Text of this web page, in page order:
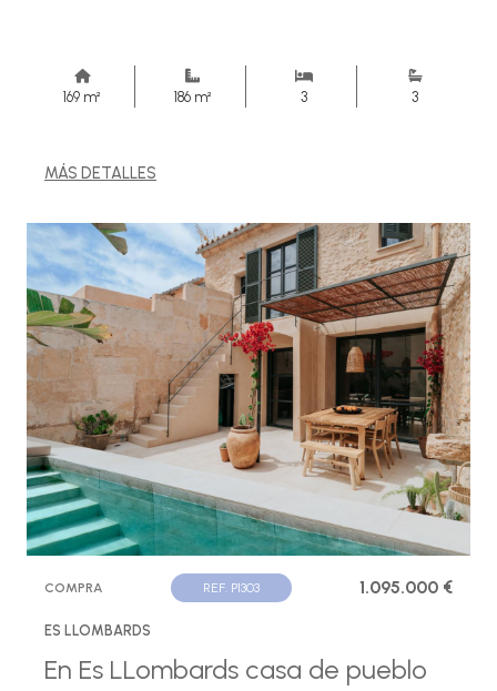
169 m² 186 m² 3 3
MÁS DETALLES
COMPRA REF. P1303 1.095.000 €
ES LLOMBARDS
En Es LLombards casa de pueblo